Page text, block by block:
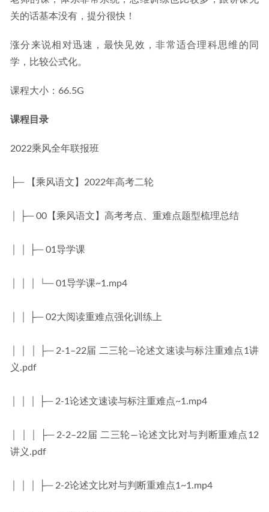
关的话基本没有，提分很快！
涨分来说相对迅速，最快见效，非常适合理科思维的同
学，比较公式化。
课程大小：66.5G
课程目录
2022乘风全年联报班
├─ 【乘风语文】2022年高考二轮
│ ├─ 00【乘风语文】高考考点、重难点题型梳理总结
│ │ ├─ 01导学课
│ │ │ └─ 01导学课~1.mp4
│ │ ├─ 02大阅读重难点强化训练上
│ │ │ ├─ 2-1–22届 二三轮—论述文速读与标注重难点1讲
义.pdf
│ │ │ ├─ 2-1论述文速读与标注重难点~1.mp4
│ │ │ ├─ 2-2–22届 二三轮—论述文比对与判断重难点12
讲义.pdf
│ │ │ ├─ 2-2论述文比对与判断重难点1~1.mp4